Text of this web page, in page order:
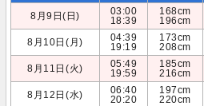
8月9日(日)
03:00
18:39
168cm
196cm
8月10日(月)
04:39
19:19
173cm
208cm
8月11日(火)
05:49
19:59
185cm
216cm
8月12日(水)
06:40
20:20
197cm
220cm